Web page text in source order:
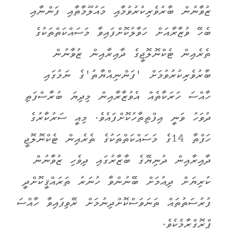
ޒުވާނުން ބާރުވެރިކުރުވުމާއި މައުލޫމާތާއި ފަންނާއި
ބެހޭ ވުޒާރާއަށް ހަވާލުކޮށްފައިވާ މަސައްކަތްތަކުގެ
ތެރެއިން ޓެކްނޮލޮޖީގެ ދާއިރާއިން ޒުވާނުން
ބާރުވެރިކުރުވުމަށް 'ފަންނިއްޔާތު'ގެ ނަމުގައި
ހާއްސަ ހަރަކާތެއް އެވުޒާރާއިން މިދިޔަ ބުރާސްފަތި
ދުވަހު ވަނީ އިފްތިތާހުކޮށްފައެވެ. މިއީ ސަރުކާރުގެ
ހަފްތާ 14ގެ މަސައްކަތްތަކުގެ ތެރެއިން ޓެކްނޮލޮޖީ
ދާއިރާއިން ދުނިޔޭގެ ބާޒާރުގައި ދިވެހި ޒުވާނުން
ކުރިޔަށް ދިއުމަށް ބޭނުންވާ ހުނަރު ތަރައްޤީކޮށްދީ
ފުރުސަތުތައް ތަނަވަސްކޮށްދިނުމަށް ރޭވިފައިވާ ހާއްސަ
ޕްރޮގްރާމެކެވެ.